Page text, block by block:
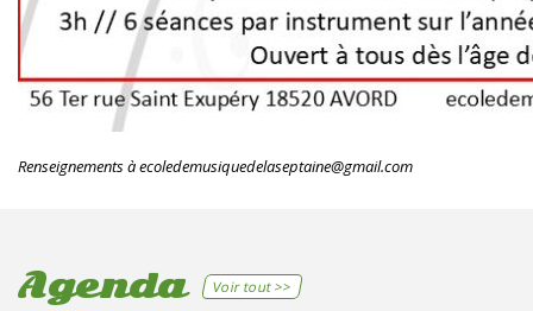
Renseignements à ecoledemusiquedelaseptaine@gmail.com
Agenda Voir tout >>